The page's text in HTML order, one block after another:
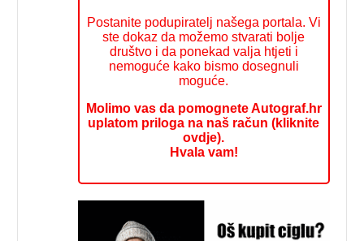
Postanite podupiratelj našega portala. Vi
ste dokaz da možemo stvarati bolje
društvo i da ponekad valja htjeti i
nemoguće kako bismo dosegnuli
moguće.
Molimo vas da pomognete Autograf.hr
uplatom priloga na naš račun (kliknite
ovdje).
Hvala vam!